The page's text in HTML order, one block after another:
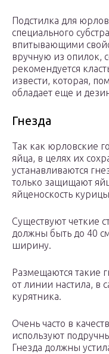
Подстилка для
специального
впитывающими
вручную из опилок,
рекомендуется
извести, которая,
обладает еще и
Гнезда
Так как юрловские
яйца, в целях их
устанавливаются
только защищают
яйценоскость
Существуют четкие
должны быть до 40
ширину.
Размещаются такие
от линии настила, в
курятника.
Очень часто в
используют
Гнезда должны